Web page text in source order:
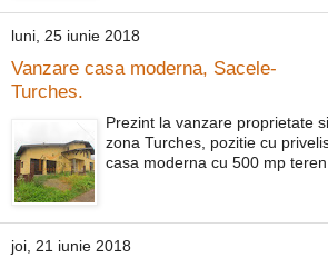
luni, 25 iunie 2018
Vanzare casa moderna, Sacele-
Turches.
Prezint la vanzare proprietate
zona Turches, pozitie cu
casa moderna cu 500 mp
joi, 21 iunie 2018